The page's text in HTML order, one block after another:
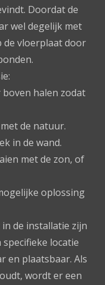
Doordat de
wel degelijk met
de vloerplaat door
halen zodat
de natuur.
in de wand.
met de zon, of
oplossing
de installatie zijn
locatie
en plaatsbaar. Als
wordt er een